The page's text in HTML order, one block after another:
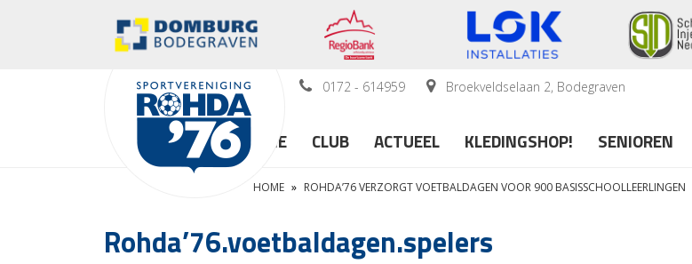
0172 - 614959 Broekveldselaan 2, Bodegraven
HOME CLUB ACTUEEL KLEDINGSHOP! SENIOREN
HOME » ROHDA’76 VERZORGT VOETBALDAGEN VOOR 900 BASISSCHOOLLEERLINGEN
Rohda’76.voetbaldagen.spelers